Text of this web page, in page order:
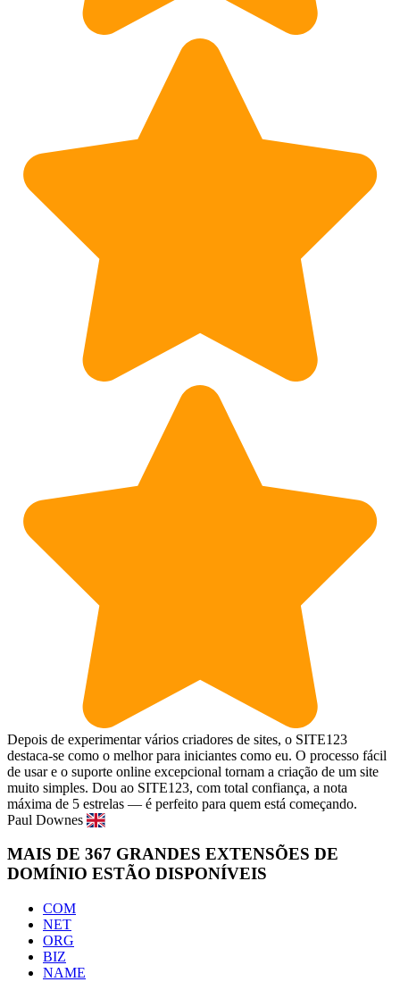
Depois de experimentar vários criadores de sites, o SITE123
destaca-se como o melhor para iniciantes como eu. O processo fácil
de usar e o suporte online excepcional tornam a criação de um site
muito simples. Dou ao SITE123, com total confiança, a nota
máxima de 5 estrelas — é perfeito para quem está começando.
Paul Downes
MAIS DE 367 GRANDES EXTENSÕES DE
DOMÍNIO ESTÃO DISPONÍVEIS
COM
NET
ORG
BIZ
NAME